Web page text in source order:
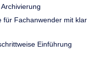
für Fachanwender mit klar
Einführung